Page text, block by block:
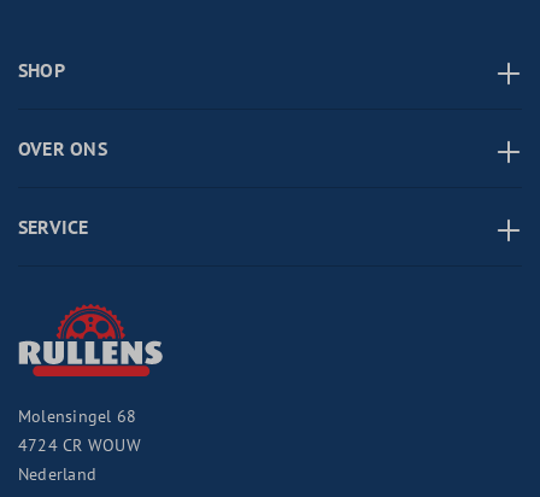
SHOP
OVER ONS
SERVICE
Molensingel 68
4724 CR WOUW
Nederland